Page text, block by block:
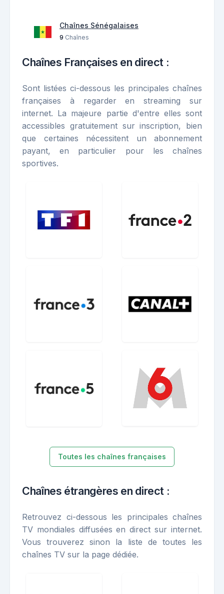
Chaînes Sénégalaises
9 Chaînes
Chaînes Françaises en direct :
Sont listées ci-dessous les principales chaînes
françaises à regarder en streaming sur
internet. La majeure partie d'entre elles sont
accessibles gratuitement sur inscription, bien
que certaines nécessitent un abonnement
payant, en particulier pour les chaînes
sportives.
Toutes les chaînes françaises
Chaînes étrangères en direct :
Retrouvez ci-dessous les principales chaînes
TV mondiales diffusées en direct sur internet.
Vous trouverez sinon la liste de toutes les
chaînes TV sur la page dédiée.